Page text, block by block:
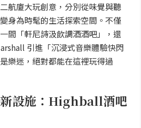
航廈大玩創意，分別從味覺與聽
身為時髦的生活探索空間。不僅
間「軒尼詩汲飲調酒酒吧」，還
引進「沉浸式音樂體驗快閃
樂迷，絕對都能在這裡玩得過
設施：Highball酒吧